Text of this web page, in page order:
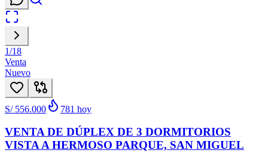
1/18
Venta
Nuevo
S/ 556.000 781 hoy
VENTA DE DÚPLEX DE 3 DORMITORIOS
VISTA A HERMOSO PARQUE, SAN MIGUEL